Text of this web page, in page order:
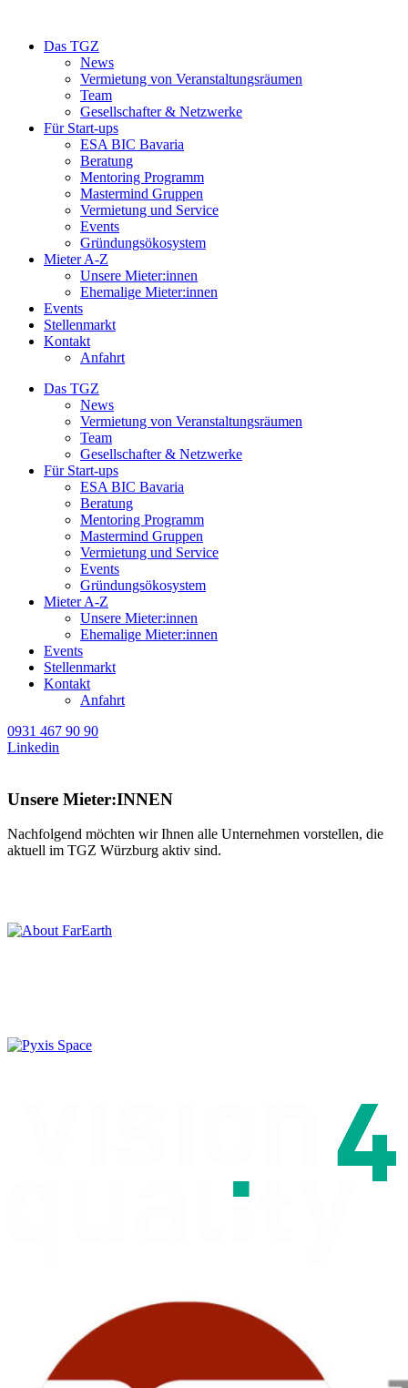
Das TGZ
News
Vermietung von Veranstaltungsräumen
Team
Gesellschafter & Netzwerke
Für Start-ups
ESA BIC Bavaria
Beratung
Mentoring Programm
Mastermind Gruppen
Vermietung und Service
Events
Gründungsökosystem
Mieter A-Z
Unsere Mieter:innen
Ehemalige Mieter:innen
Events
Stellenmarkt
Kontakt
Anfahrt
Das TGZ
News
Vermietung von Veranstaltungsräumen
Team
Gesellschafter & Netzwerke
Für Start-ups
ESA BIC Bavaria
Beratung
Mentoring Programm
Mastermind Gruppen
Vermietung und Service
Events
Gründungsökosystem
Mieter A-Z
Unsere Mieter:innen
Ehemalige Mieter:innen
Events
Stellenmarkt
Kontakt
Anfahrt
0931 467 90 90
Linkedin
Unsere Mieter:INNEN
Nachfolgend möchten wir Ihnen alle Unternehmen vorstellen, die
aktuell im TGZ Würzburg aktiv sind.